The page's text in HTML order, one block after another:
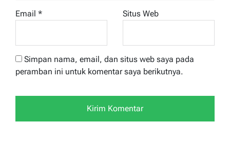
Email * Situs Web
Simpan nama, email, dan situs web saya pada
peramban ini untuk komentar saya berikutnya.